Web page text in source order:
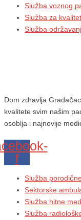
Služba voznog
Služba za kvalitet
Služba
Dom zdravlja
kvalitete svim našim
osoblja i najnovije
f
Služba
Sektorske
Služba hitne
Služba